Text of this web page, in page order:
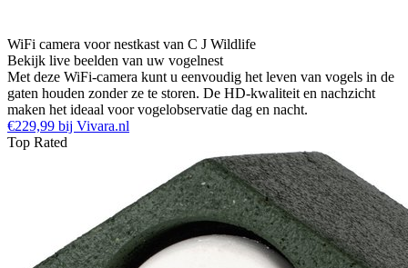
WiFi camera voor nestkast van C J Wildlife
Bekijk live beelden van uw vogelnest
Met deze WiFi-camera kunt u eenvoudig het leven van vogels in de
gaten houden zonder ze te storen. De HD-kwaliteit en nachzicht
maken het ideaal voor vogelobservatie dag en nacht.
€229,99 bij Vivara.nl
Top Rated